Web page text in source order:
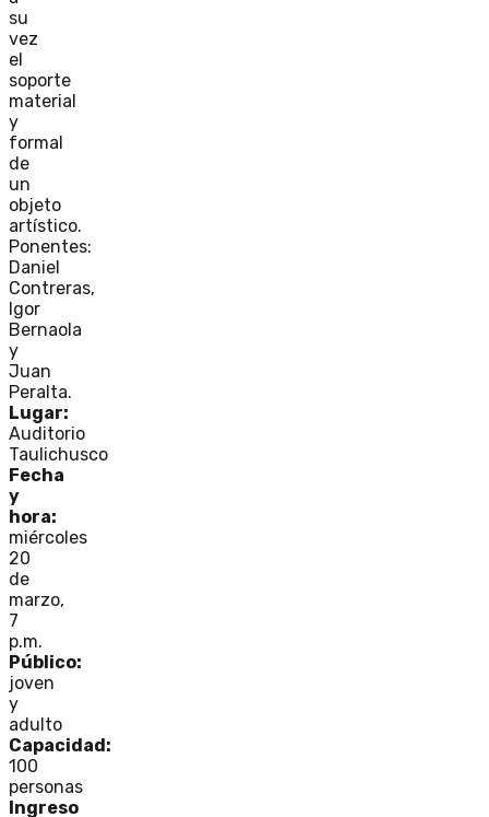
su
vez
el
soporte
material
y
formal
de
un
objeto
artístico.
Ponentes:
Daniel
Contreras,
Igor
Bernaola
y
Juan
Peralta.
Lugar:
Auditorio
Taulichusco
Fecha
y
hora:
miércoles
20
de
marzo,
7
p.m.
Público:
joven
y
adulto
Capacidad:
100
personas
Ingreso